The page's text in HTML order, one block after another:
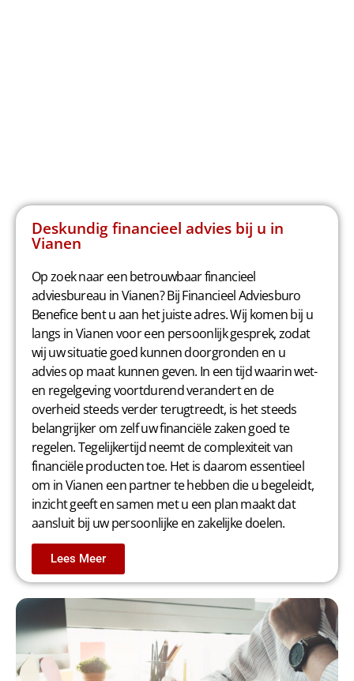
Deskundig financieel advies bij u in
Vianen
Op zoek naar een betrouwbaar financieel
adviesbureau in Vianen? Bij Financieel Adviesburo
Benefice bent u aan het juiste adres. Wij komen bij u
langs in Vianen voor een persoonlijk gesprek, zodat
wij uw situatie goed kunnen doorgronden en u
advies op maat kunnen geven. In een tijd waarin wet-
en regelgeving voortdurend verandert en de
overheid steeds verder terugtreedt, is het steeds
belangrijker om zelf uw financiële zaken goed te
regelen. Tegelijkertijd neemt de complexiteit van
financiële producten toe. Het is daarom essentieel
om in Vianen een partner te hebben die u begeleidt,
inzicht geeft en samen met u een plan maakt dat
aansluit bij uw persoonlijke en zakelijke doelen.
Lees Meer